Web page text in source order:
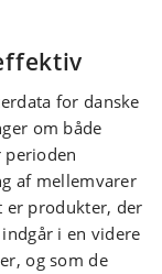
for danske
om både
perioden
af mellemvarer
er produkter, der
i en videre
og som de